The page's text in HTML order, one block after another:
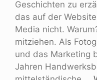
Geschichten zu
das auf der
Media nicht.
mitziehen. Als
und das Marketing
Jahren